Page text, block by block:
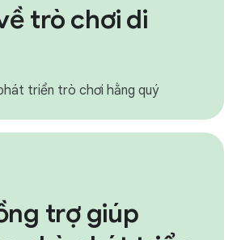
trò chơi di
triển trò chơi hằng quý
trợ giúp